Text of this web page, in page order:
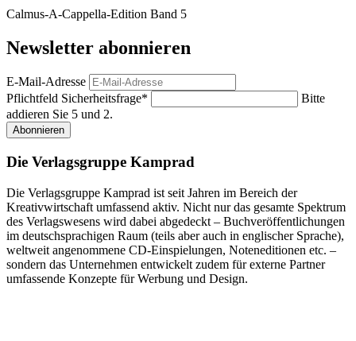
Calmus-A-Cappella-Edition Band 5
Newsletter abonnieren
E-Mail-Adresse
Pflichtfeld Sicherheitsfrage*
Bitte
addieren Sie 5 und 2.
Abonnieren
Die Verlagsgruppe Kamprad
Die Verlagsgruppe Kamprad ist seit Jahren im Bereich der
Kreativwirtschaft umfassend aktiv. Nicht nur das gesamte Spektrum
des Verlagswesens wird dabei abgedeckt – Buchveröffentlichungen
im deutschsprachigen Raum (teils aber auch in englischer Sprache),
weltweit angenommene CD-Einspielungen, Noteneditionen etc. –
sondern das Unternehmen entwickelt zudem für externe Partner
umfassende Konzepte für Werbung und Design.